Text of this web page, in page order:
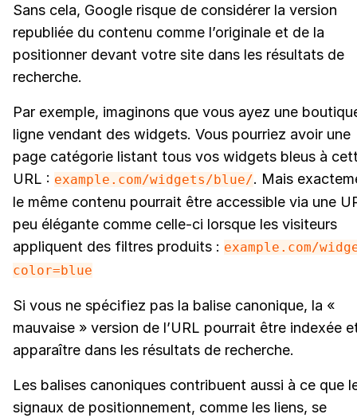
Sans cela, Google risque de considérer la version
republiée du contenu comme l’originale et de la
positionner devant votre site dans les résultats de
recherche.
Par exemple, imaginons que vous ayez une
ligne vendant des widgets. Vous pourriez avoir une
page catégorie listant tous vos widgets bleus à
URL : example.com/widgets/blue/. Mais
le même contenu pourrait être accessible via une
peu élégante comme celle-ci lorsque les visiteurs
appliquent des filtres produits : example.com/
color=blue
Si vous ne spécifiez pas la balise canonique, la «
mauvaise » version de l’URL pourrait être indexée
apparaître dans les résultats de recherche.
Les balises canoniques contribuent aussi à ce que
signaux de positionnement, comme les liens, se